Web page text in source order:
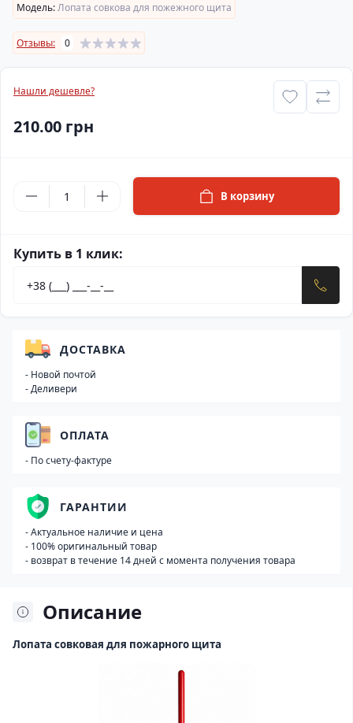
Модель:Лопата совкова для пожежного щита
Отзывы: 0
Нашли дешевле?
210.00 грн
В корзину
Купить в 1 клик:
Описание
Лопата совковая для пожарного щита
ДОСТАВКА
- Новой почтой
- Деливери
ОПЛАТА
- По счету-фактуре
ГАРАНТИИ
- Актуальное наличие и цена
- 100% оригинальный товар
- возврат в течение 14 дней с момента получения товара